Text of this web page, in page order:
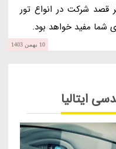
قصد شرکت در انواع تور
شما مفید خواهد بود.
10 بهمن 1403
ایتالیا